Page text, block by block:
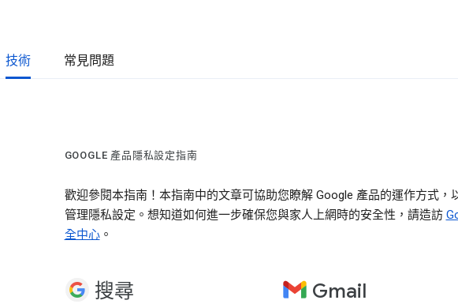
技術 常見問題
GOOGLE 產品隱私設定指南
歡迎參閱本指南！本指南中的文章可協助您瞭解 Google 產品的運作方式，
管理隱私設定。想知道如何進一步確保您與家人上網時的安全性，請造訪
全中心。
搜尋 Gmail